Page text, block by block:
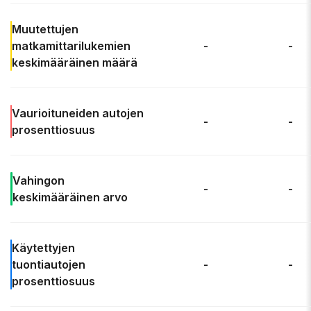
Muutettujen
matkamittarilukemien
keskimääräinen määrä
- -
Vaurioituneiden autojen
prosenttiosuus
- -
Vahingon
keskimääräinen arvo
- -
Käytettyjen
tuontiautojen
prosenttiosuus
- -